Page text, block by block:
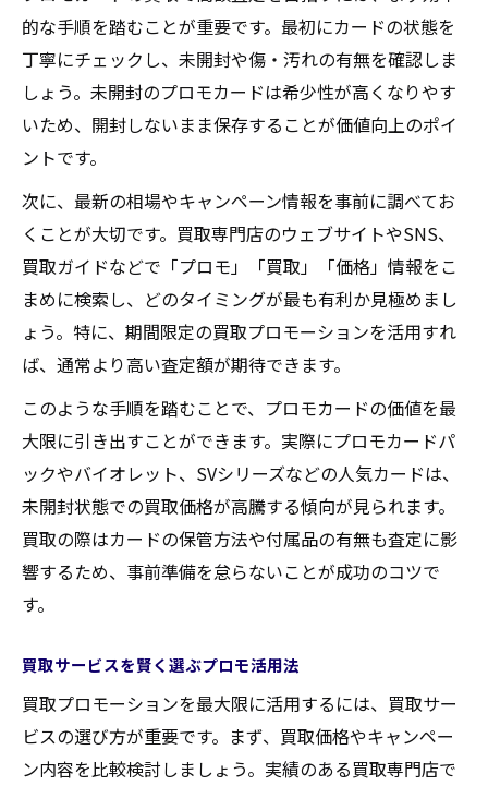
的な手順を踏むことが重要です。最初にカードの状態を
丁寧にチェックし、未開封や傷・汚れの有無を確認しま
しょう。未開封のプロモカードは希少性が高くなりやす
いため、開封しないまま保存することが価値向上のポイ
ントです。
次に、最新の相場やキャンペーン情報を事前に調べてお
くことが大切です。買取専門店のウェブサイトやSNS、
買取ガイドなどで「プロモ」「買取」「価格」情報をこ
まめに検索し、どのタイミングが最も有利か見極めまし
ょう。特に、期間限定の買取プロモーションを活用すれ
ば、通常より高い査定額が期待できます。
このような手順を踏むことで、プロモカードの価値を最
大限に引き出すことができます。実際にプロモカードパ
ックやバイオレット、SVシリーズなどの人気カードは、
未開封状態での買取価格が高騰する傾向が見られます。
買取の際はカードの保管方法や付属品の有無も査定に影
響するため、事前準備を怠らないことが成功のコツで
す。
買取サービスを賢く選ぶプロモ活用法
買取プロモーションを最大限に活用するには、買取サー
ビスの選び方が重要です。まず、買取価格やキャンペー
ン内容を比較検討しましょう。実績のある買取専門店で